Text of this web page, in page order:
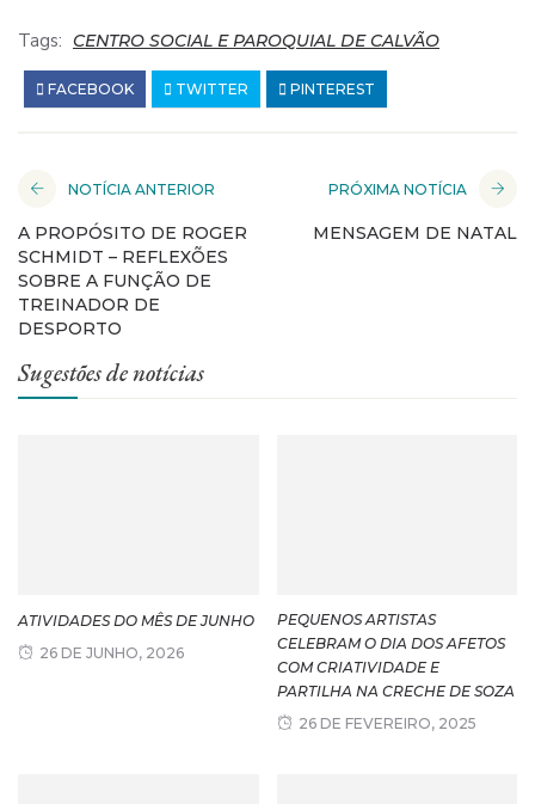
Tags: CENTRO SOCIAL E PAROQUIAL DE CALVÃO
FACEBOOK TWITTER PINTEREST
NOTÍCIA ANTERIOR
A PROPÓSITO DE ROGER
SCHMIDT – REFLEXÕES
SOBRE A FUNÇÃO DE
TREINADOR DE
DESPORTO
PRÓXIMA NOTÍCIA
MENSAGEM DE NATAL
Sugestões de notícias
ATIVIDADES DO MÊS DE JUNHO
26 DE JUNHO, 2026
PEQUENOS ARTISTAS
CELEBRAM O DIA DOS AFETOS
COM CRIATIVIDADE E
PARTILHA NA CRECHE DE SOZA
26 DE FEVEREIRO, 2025